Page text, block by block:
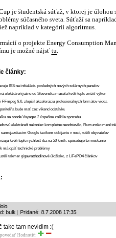
je študentská súťaž, v ktorej je
súčasného sveta. Súťaží sa
napríklad v kategórii algoritmus.
o projekte Energy Consumption
je možné nájsťtu.
články:
ISS na inštaláciu posledných nových solárnych panelov
elektráreň južne od Slovenska musela kvôli teplu znížiť výkon
FFmpeg 9.0, zlepšil akceleráciu profesionálnych formátov videa
bude mať cez víkend odstávku
na sonde Voyager 2 úspešne znížila spotrebu
elektráreň nakoniec kompletne neodstavilo, Rumunsko mení
samojazdiacim Google taxíkom dobíjanie v noci, rušili obyvateľov
kvôli teplu rýchlosť iba na 50 km/h, spôsobuje to meškanie
má opäť technické problémy
takmer gigawatthodinové úložisko, z LiFePO4 článkov
bulk | Pridané: 8.7.2008 17:35
take tam nevidim :(
Hodnotiť: